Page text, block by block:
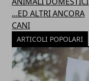
...ED ALTRI ANCORA
CANI
ARTICOLI POPOLARI